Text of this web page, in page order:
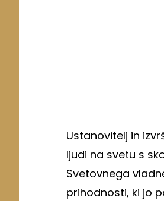
Ustanovitelj in
ljudi na svetu s
Svetovnega
prihodnosti, ki jo